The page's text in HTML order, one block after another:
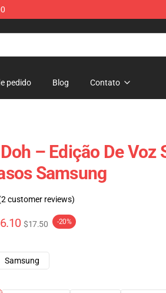
pedido Blog Contato
– Edição De Voz
Samsung
customer reviews)
$17.50 -20%
Samsung